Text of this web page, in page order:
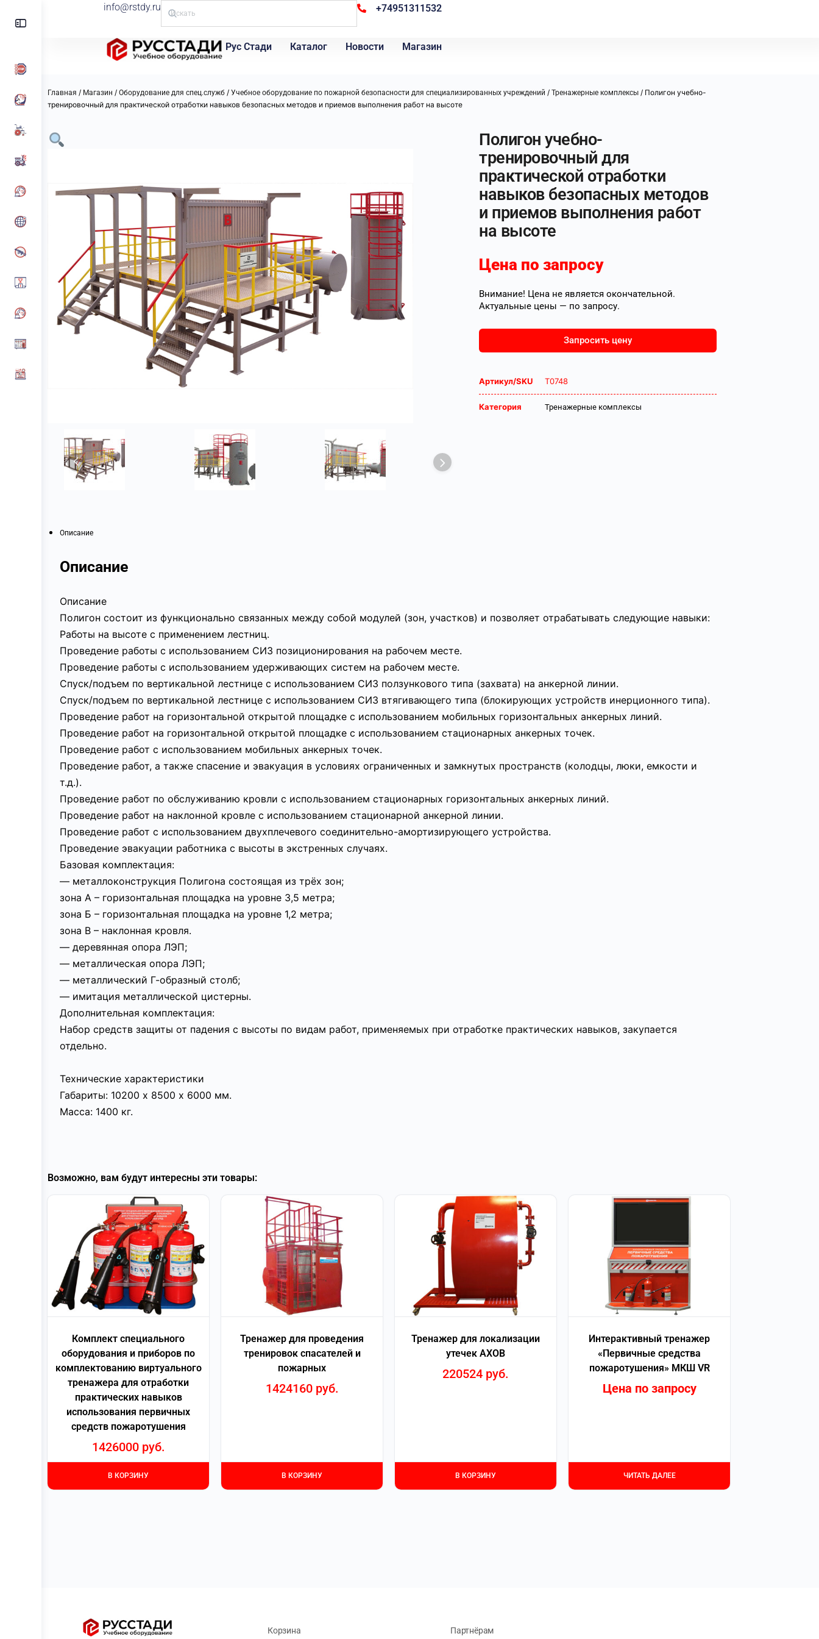
info@rstdy.ru +74951311532
Рус Стади Каталог Новости Магазин
Главная / Магазин / Оборудование для спец.служб / Учебное оборудование по пожарной безопасности для специализированных учреждений / Тренажерные комплексы / Полигон учебно-
тренировочный для практической отработки навыков безопасных методов и приемов выполнения работ на высоте
Полигон учебно-
тренировочный для
практической отработки
навыков безопасных методов
и приемов выполнения работ
на высоте
Цена по запросу
Внимание! Цена не является окончательной.
Актуальные цены — по запросу.
Запросить цену
Артикул/SKU Т0748
Категория Тренажерные комплексы
Описание
Описание
Описание
Полигон состоит из функционально связанных между собой модулей (зон, участков) и позволяет отрабатывать следующие навыки:
Работы на высоте с применением лестниц.
Проведение работы с использованием СИЗ позиционирования на рабочем месте.
Проведение работы с использованием удерживающих систем на рабочем месте.
Спуск/подъем по вертикальной лестнице с использованием СИЗ ползункового типа (захвата) на анкерной линии.
Спуск/подъем по вертикальной лестнице с использованием СИЗ втягивающего типа (блокирующих устройств инерционного типа).
Проведение работ на горизонтальной открытой площадке с использованием мобильных горизонтальных анкерных линий.
Проведение работ на горизонтальной открытой площадке с использованием стационарных анкерных точек.
Проведение работ с использованием мобильных анкерных точек.
Проведение работ, а также спасение и эвакуация в условиях ограниченных и замкнутых пространств (колодцы, люки, емкости и
т.д.).
Проведение работ по обслуживанию кровли с использованием стационарных горизонтальных анкерных линий.
Проведение работ на наклонной кровле с использованием стационарной анкерной линии.
Проведение работ с использованием двухплечевого соединительно-амортизирующего устройства.
Проведение эвакуации работника с высоты в экстренных случаях.
Базовая комплектация:
— металлоконструкция Полигона состоящая из трёх зон;
зона А – горизонтальная площадка на уровне 3,5 метра;
зона Б – горизонтальная площадка на уровне 1,2 метра;
зона В – наклонная кровля.
— деревянная опора ЛЭП;
— металлическая опора ЛЭП;
— металлический Г-образный столб;
— имитация металлической цистерны.
Дополнительная комплектация:
Набор средств защиты от падения с высоты по видам работ, применяемых при отработке практических навыков, закупается
отдельно.
Технические характеристики
Габариты: 10200 х 8500 х 6000 мм.
Масса: 1400 кг.
Возможно, вам будут интересны эти товары:
Комплект специального
оборудования и приборов по
комплектованию виртуального
тренажера для отработки
практических навыков
использования первичных
средств пожаротушения
1426000 руб.
В КОРЗИНУ
Тренажер для проведения
тренировок спасателей и
пожарных
1424160 руб.
В КОРЗИНУ
Тренажер для локализации
утечек AXOB
220524 руб.
В КОРЗИНУ
Интерактивный тренажер
«Первичные средства
пожаротушения» МКШ VR
Цена по запросу
ЧИТАТЬ ДАЛЕЕ
Корзина Партнёрам